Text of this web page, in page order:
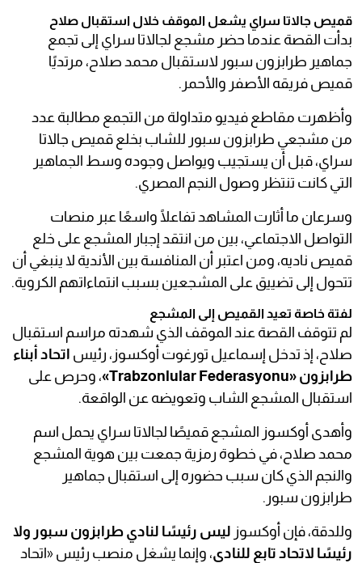
قميص جالاتا سراي يشعل الموقف خلال استقبال صلاح
بدأت القصة عندما حضر مشجع لجالاتا سراي إلى تجمع
جماهير طرابزون سبور لاستقبال محمد صلاح، مرتديًا
قميص فريقه الأصفر والأحمر.
وأظهرت مقاطع فيديو متداولة من التجمع مطالبة عدد
من مشجعي طرابزون سبور للشاب بخلع قميص جالاتا
سراي، قبل أن يستجيب ويواصل وجوده وسط الجماهير
التي كانت تنتظر وصول النجم المصري.
وسرعان ما أثارت المشاهد تفاعلًا واسعًا عبر منصات
التواصل الاجتماعي، بين من انتقد إجبار المشجع على خلع
قميص ناديه، ومن اعتبر أن المنافسة بين الأندية لا ينبغي أن
تتحول إلى تضييق على المشجعين بسبب انتماءاتهم الكروية.
لفتة خاصة تعيد القميص إلى المشجع
لم تتوقف القصة عند الموقف الذي شهدته مراسم استقبال
صلاح، إذ تدخل إسماعيل تورغوت أوكسوز، رئيس اتحاد أبناء
طرابزون «Trabzonlular Federasyonu»
، وحرص على
استقبال المشجع الشاب وتعويضه عن الواقعة.
وأهدى أوكسوز المشجع قميصًا لجالاتا سراي يحمل اسم
محمد صلاح، في خطوة رمزية جمعت بين هوية المشجع
والنجم الذي كان سبب حضوره إلى استقبال جماهير
طرابزون سبور.
وللدقة، فإن أوكسوز ليس رئيسًا لنادي طرابزون سبور ولا
رئيسًا لاتحاد تابع للنادي، وإنما يشغل منصب رئيس «اتحاد